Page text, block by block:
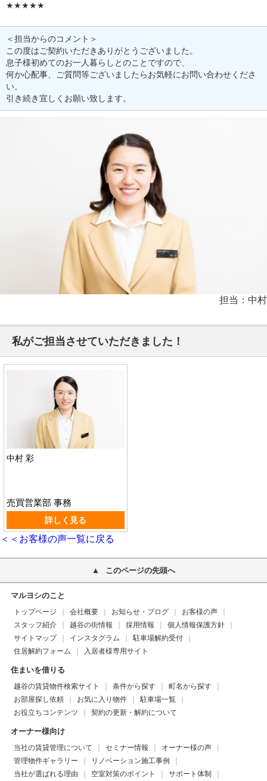
★★★★★
＜担当からのコメント＞
この度はご契約いただきありがとうございました。
息子様初めてのお一人暮らしとのことですので、
何か心配事、ご質問等ございましたらお気軽にお問い合わせくださ
い。
引き続き宜しくお願い致します。
担当：中村
私がご担当させていただきました！
中村 彩
売買営業部 事務
詳しく見る
＜＜お客様の声一覧に戻る
このページの先頭へ
マルヨシのこと
トップページ 会社概要 お知らせ・ブログ
お客様の声
スタッフ紹介
越谷の街情報 採用情報
個人情報保護方針
サイトマップ
インスタグラム
駐車場解約受付
住居解約フォーム
入居者様専用サイト
住まいを借りる
越谷の賃貸物件検索サイト 条件から探す
町名から探す
お部屋探し依頼
お気に入り物件
駐車場一覧
お役立ちコンテンツ
契約の更新・解約について
オーナー様向け
当社の賃貸管理について セミナー情報
オーナー様の声
管理物件ギャラリー
リノベーション施工事例
当社が選ばれる理由
空室対策のポイント
サポート体制